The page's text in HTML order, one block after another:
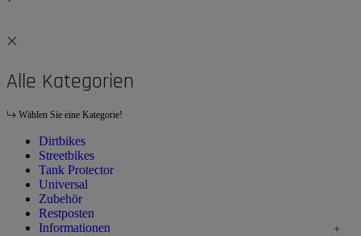
Alle Kategorien
Wählen Sie eine Kategorie!
Dirtbikes
Streetbikes
Tank Protector
Universal
Zubehör
Restposten
Informationen